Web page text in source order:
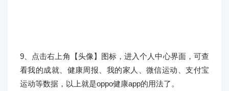
9、点击右上角【头像】图标，进入个人中心界面，可查
看我的成就、健康周报、我的家人、微信运动、支付宝
运动等数据，以上就是oppo健康app的用法了。